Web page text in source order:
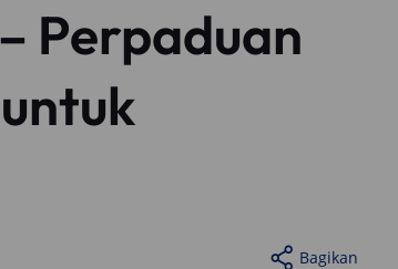
Perpaduan
Bagikan